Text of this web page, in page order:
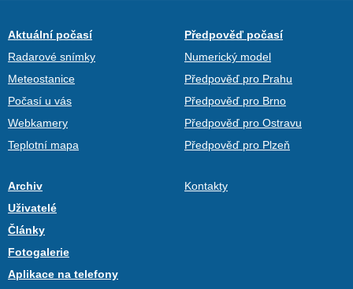
Aktuální počasí
Radarové snímky
Meteostanice
Počasí u vás
Webkamery
Teplotní mapa
Předpověď počasí
Numerický model
Předpověď pro Prahu
Předpověď pro Brno
Předpověď pro Ostravu
Předpověď pro Plzeň
Archiv
Uživatelé
Články
Fotogalerie
Aplikace na telefony
Kontakty